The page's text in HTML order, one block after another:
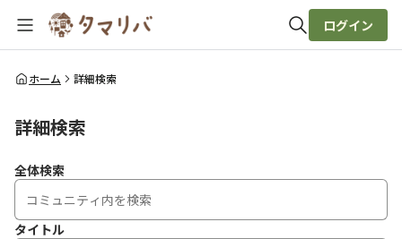
全体検索
ログイン
ホーム 詳細検索
詳細検索
全体検索
タイトル